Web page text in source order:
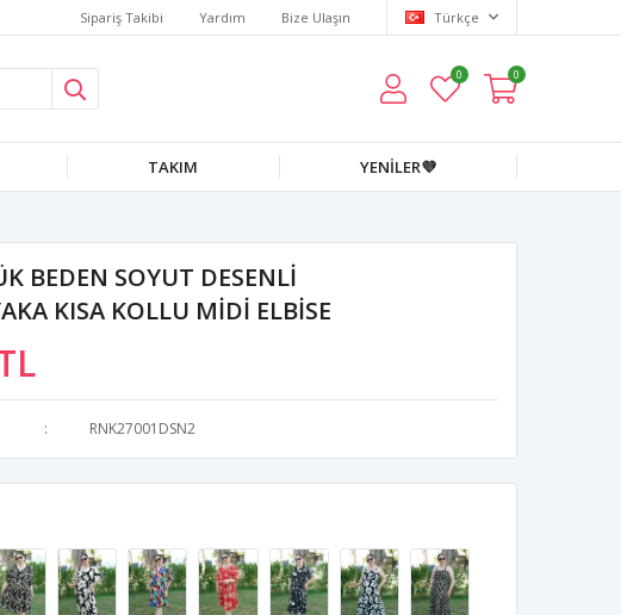
Sipariş Takibi Yardım Bize Ulaşın Türkçe
0 0
TAKIM YENİLER💜
BEDEN SOYUT DESENLİ
KISA KOLLU MİDİ ELBİSE
RNK27001DSN2